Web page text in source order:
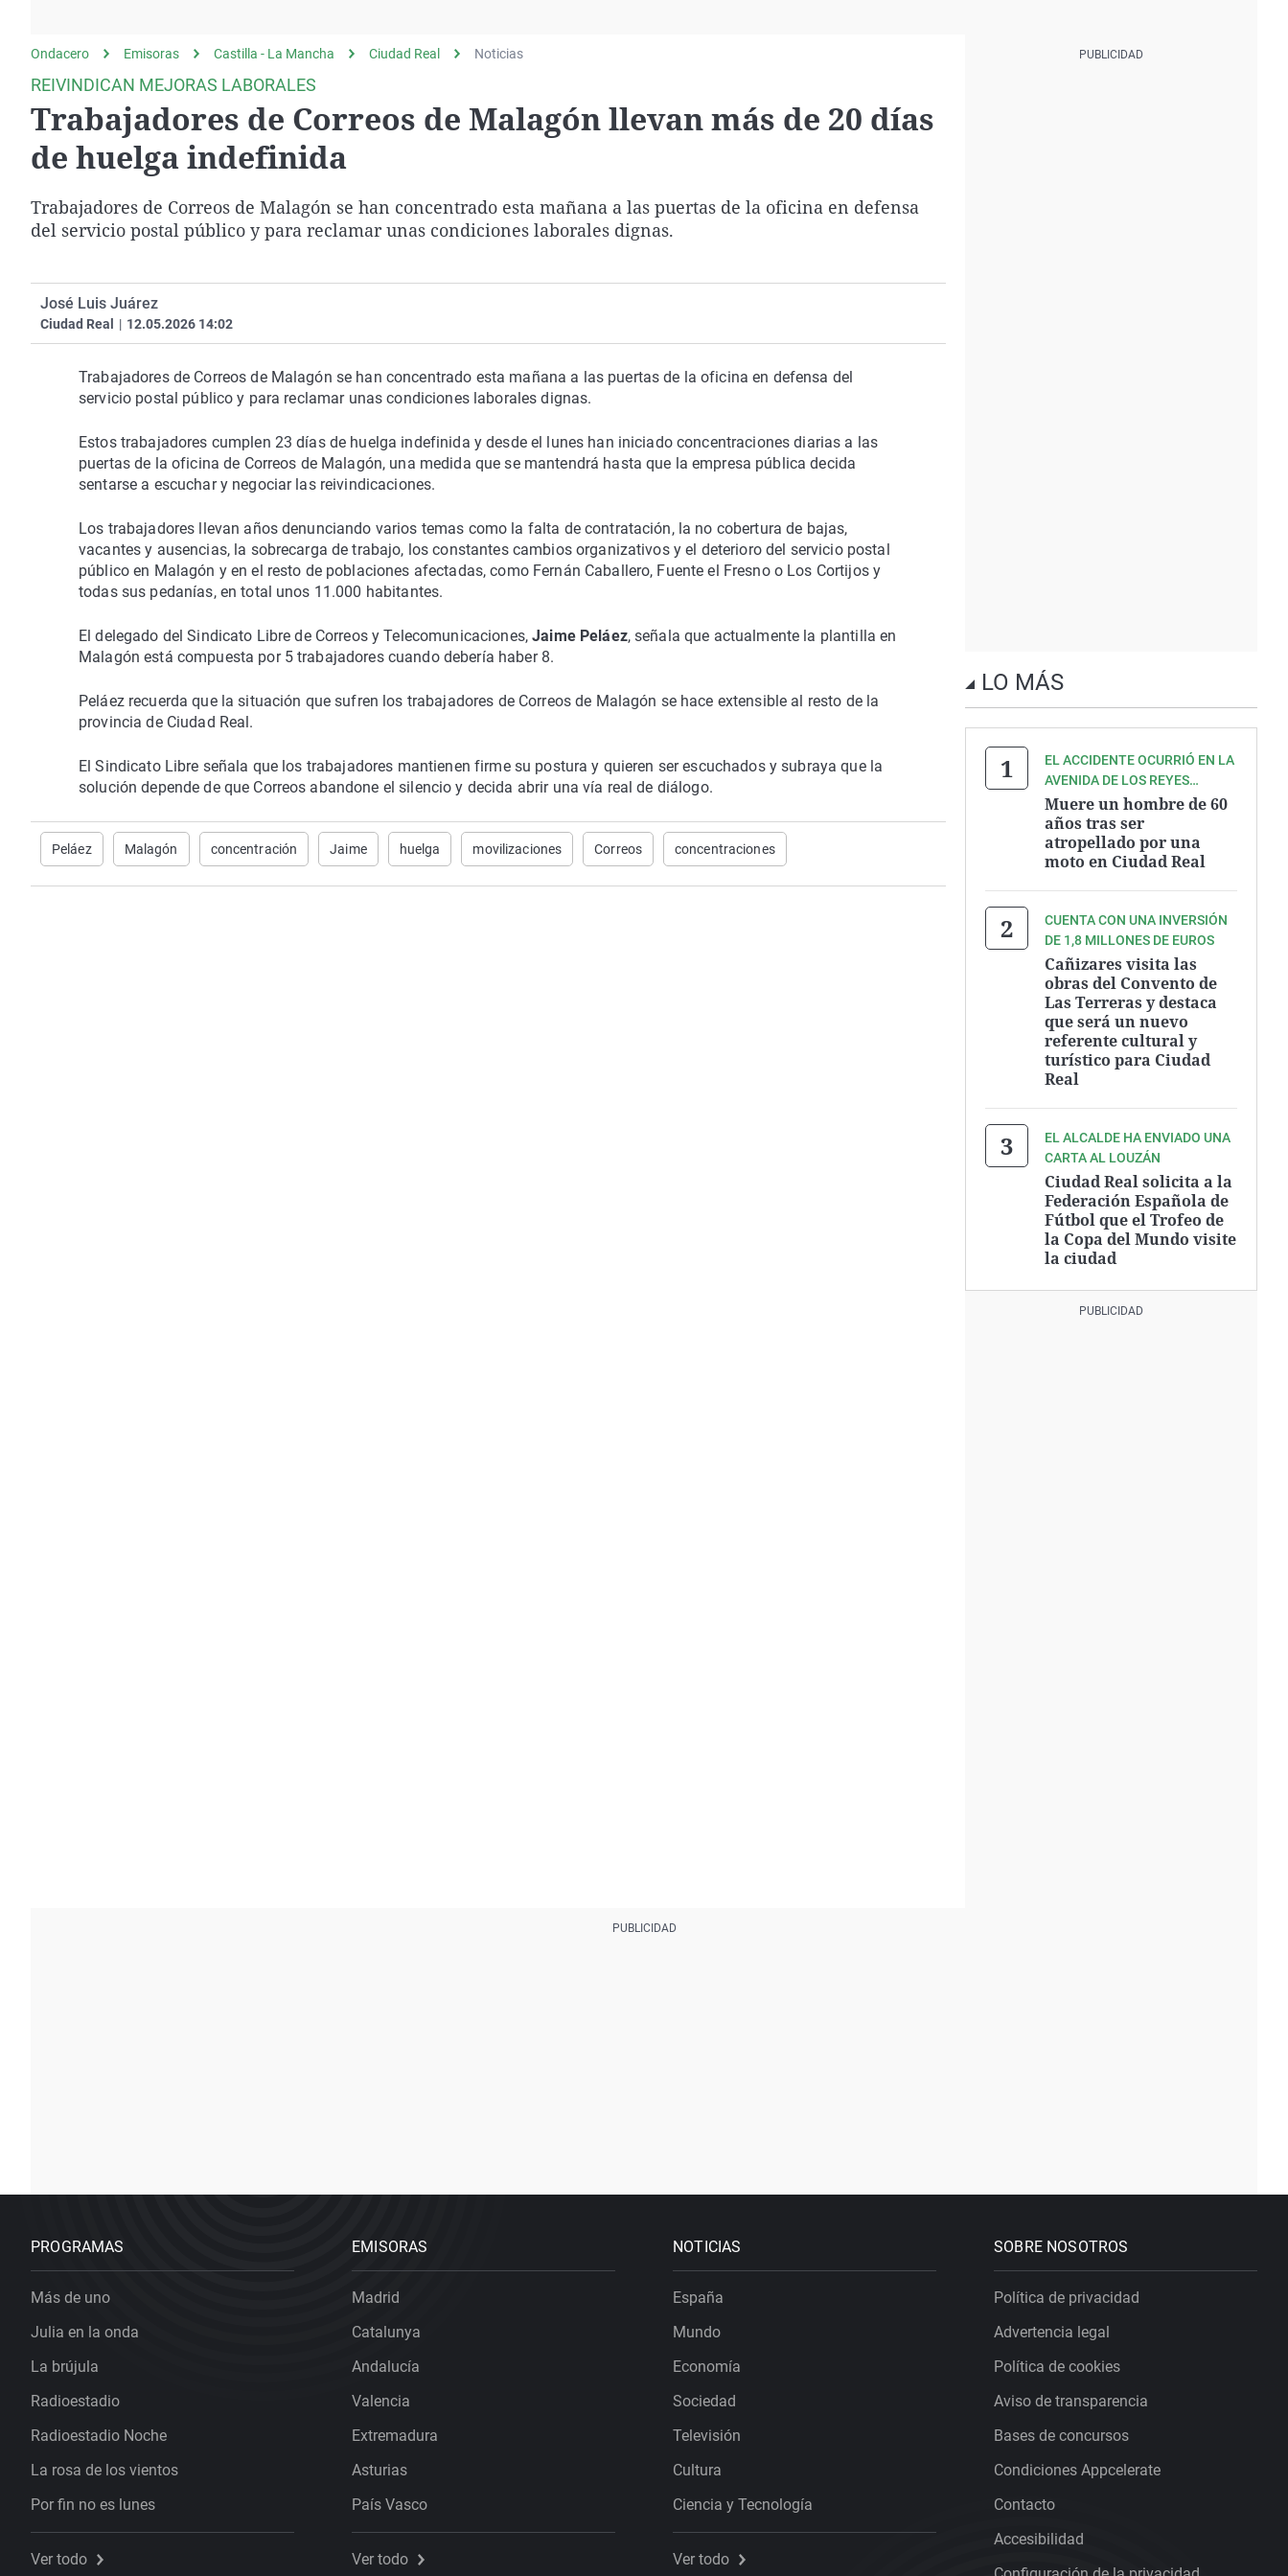
gato
Operación Viuda
Negra
Ondacero Emisoras Castilla - La Mancha Ciudad Real Noticias
REIVINDICAN MEJORAS LABORALES
Trabajadores de Correos de Malagón llevan más de 20 días
de huelga indefinida
Trabajadores de Correos de Malagón se han concentrado esta mañana a las puertas de la oficina en defensa
del servicio postal público y para reclamar unas condiciones laborales dignas.
José Luis Juárez
Ciudad Real | 12.05.2026 14:02
Trabajadores de Correos de Malagón se han concentrado esta mañana a las puertas de la oficina en defensa del
servicio postal público y para reclamar unas condiciones laborales dignas.
Estos trabajadores cumplen 23 días de huelga indefinida y desde el lunes han iniciado concentraciones diarias a las
puertas de la oficina de Correos de Malagón, una medida que se mantendrá hasta que la empresa pública decida
sentarse a escuchar y negociar las reivindicaciones.
Los trabajadores llevan años denunciando varios temas como la falta de contratación, la no cobertura de bajas,
vacantes y ausencias, la sobrecarga de trabajo, los constantes cambios organizativos y el deterioro del servicio postal
público en Malagón y en el resto de poblaciones afectadas, como Fernán Caballero, Fuente el Fresno o Los Cortijos y
todas sus pedanías, en total unos 11.000 habitantes.
El delegado del Sindicato Libre de Correos y Telecomunicaciones,Jaime Peláez, señala que actualmente la plantilla en
Malagón está compuesta por 5 trabajadores cuando debería haber 8.
Peláez recuerda que la situación que sufren los trabajadores de Correos de Malagón se hace extensible al resto de la
provincia de Ciudad Real.
El Sindicato Libre señala que los trabajadores mantienen firme su postura y quieren ser escuchados y subraya que la
solución depende de que Correos abandone el silencio y decida abrir una vía real de diálogo.
Peláez Malagón concentración Jaime huelga movilizaciones Correos concentraciones
LO MÁS
EL ACCIDENTE OCURRIÓ EN LA
AVENIDA DE LOS REYES
CATÓLICOS
Muere un hombre de 60
años tras ser
atropellado por una
moto en Ciudad Real
CUENTA CON UNA INVERSIÓN
DE 1,8 MILLONES DE EUROS
Cañizares visita las
obras del Convento de
Las Terreras y destaca
que será un nuevo
referente cultural y
turístico para Ciudad
Real
EL ALCALDE HA ENVIADO UNA
CARTA AL LOUZÁN
Ciudad Real solicita a la
Federación Española de
Fútbol que el Trofeo de
la Copa del Mundo visite
la ciudad
PROGRAMAS
Más de uno
Julia en la onda
La brújula
Radioestadio
Radioestadio Noche
La rosa de los vientos
Por fin no es lunes
Ver todo
EMISORAS
Madrid
Catalunya
Andalucía
Valencia
Extremadura
Asturias
País Vasco
Ver todo
NOTICIAS
España
Mundo
Economía
Sociedad
Televisión
Cultura
Ciencia y Tecnología
Ver todo
SOBRE NOSOTROS
Política de privacidad
Advertencia legal
Política de cookies
Aviso de transparencia
Bases de concursos
Condiciones Appcelerate
Contacto
Accesibilidad